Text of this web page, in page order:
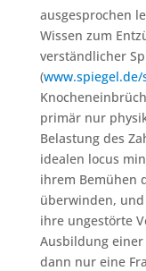
ausgesprochen
Wissen zum
verständlicher
(www.spiegel.de/
primär nur
Belastung des
idealen locus
ihrem Bemühen
überwinden,
ihre ungestörte
Ausbildung
dann nur eine